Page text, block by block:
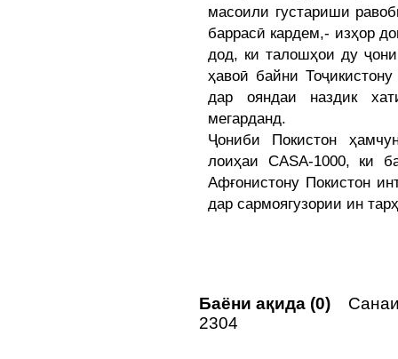
масоили густариши
баррасӣ кардем,- изҳор
дод, ки талошҳои ду
ҳавоӣ байни
дар ояндаи наздик
мегарданд.
Ҷониби Покистон
лоиҳаи CASA-1000, ки
Афғонистону Покистон
дар сармоягузории ин
Баёни ақида (0)
2304